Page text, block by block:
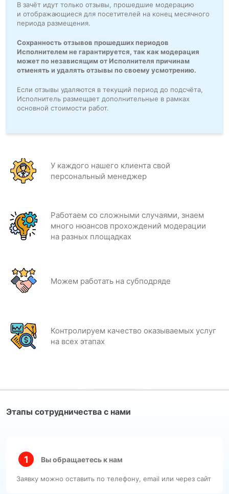
В зачёт идут только отзывы, прошедшие модерацию
и отображающиеся для посетителей на конец месячного
периода размещения.
Сохранность отзывов прошедших периодов
Исполнителем не гарантируется, так как модерация
может по независящим от Исполнителя причинам
отменять и удалять отзывы по своему усмотрению.
Если отзывы удаляются в текущий период до подсчёта,
Исполнитель размещает дополнительные в рамках
основной стоимости работ.
У каждого нашего клиента свой
персональный менеджер
Работаем со сложными случаями, знаем
много нюансов прохождений модерации
на разных площадках
Можем работать на субподряде
Контролируем качество оказываемых услуг
на всех этапах
Этапы сотрудничества с нами
Вы обращаетесь к нам
Заявку можно оставить по телефону, email или через сайт